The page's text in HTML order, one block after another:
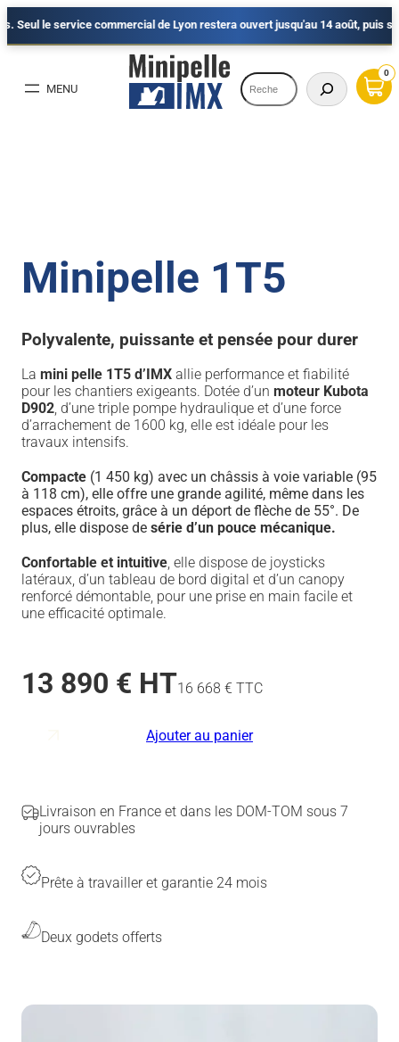
commercial de Lyon restera ouvert jusqu'au 14 août, puis sera fermé
Aller
contenu
Recherche 0
Minipelle 1T5
Polyvalente, puissante et pensée pour durer
La mini pelle 1T5 d’IMX allie performance et fiabilité
pour les chantiers exigeants. Dotée d’un moteur Kubota
D902, d’une triple pompe hydraulique et d’une force
d’arrachement de 1600 kg, elle est idéale pour les
travaux intensifs.
Compacte (1 450 kg) avec un châssis à voie variable (95
à 118 cm), elle offre une grande agilité, même dans les
espaces étroits, grâce à un déport de flèche de 55°. De
plus, elle dispose de série d’un pouce mécanique.
Confortable et intuitive, elle dispose de joysticks
latéraux, d’un tableau de bord digital et d’un canopy
renforcé démontable, pour une prise en main facile et
une efficacité optimale.
13 890 € HT16 668 € TTC
Ajouter au panier
Livraison en France et dans les DOM-TOM sous 7
jours ouvrables
Prête à travailler et garantie 24 mois
Deux godets offerts